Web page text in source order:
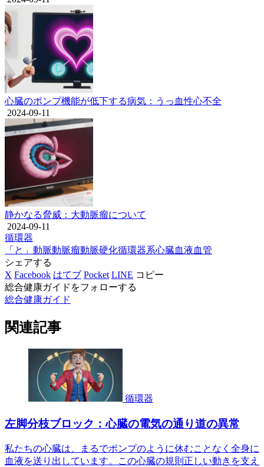
心臓のポンプ機能が低下する病気：うっ血性心不全
2024-09-11
静かなる脅威：大動脈瘤について
2024-09-11
循環器
「と」 動脈動脈瘤動脈硬化循環器系心臓血液血管
シェアする
X Facebook はてブ Pocket LINE コピー
総合健康ガイドをフォローする
総合健康ガイド
関連記事
循環器
左脚分枝ブロック：心臓の電気の通り道の異常
私たちの心臓は、まるでポンプのように休むことなく全身に
血液を送り出しています。この心臓の規則正しい動きを支え